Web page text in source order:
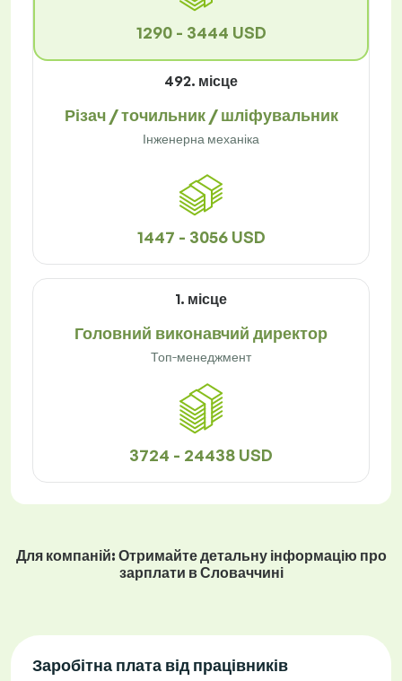
1290 - 3444 USD
492. місце
Різач / точильник / шліфувальник
Інженерна механіка
1447 - 3056 USD
1. місце
Головний виконавчий директор
Топ-менеджмент
3724 - 24438 USD
Для компаній: Отримайте детальну інформацію про
зарплати в Словаччині
Заробітна плата від працівників